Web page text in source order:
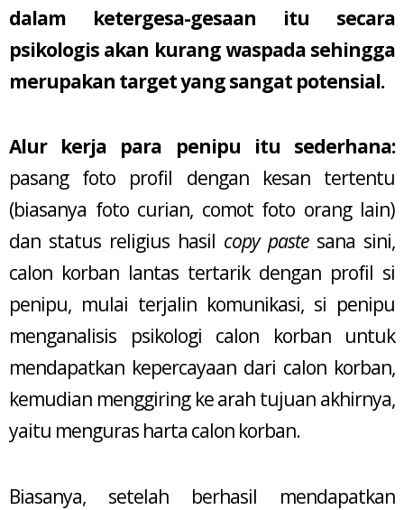
dalam ketergesa-gesaan itu secara
psikologis akan kurang waspada sehingga
merupakan target yang sangat potensial.
Alur kerja para penipu itu sederhana:
pasang foto profil dengan kesan tertentu
(biasanya foto curian, comot foto orang lain)
dan status religius hasil copy pastesana sini,
calon korban lantas tertarik dengan profil si
penipu, mulai terjalin komunikasi, si penipu
menganalisis psikologi calon korban untuk
mendapatkan kepercayaan dari calon korban,
kemudian menggiring ke arah tujuan akhirnya,
yaitu menguras harta calon korban.
Biasanya, setelah berhasil mendapatkan